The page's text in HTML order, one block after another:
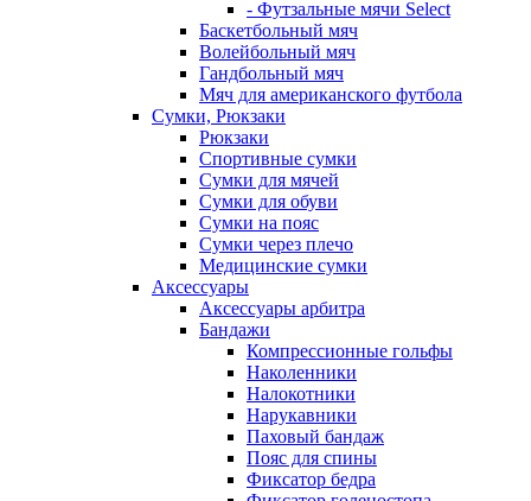
- Футзальные мячи Select
Баскетбольный мяч
Волейбольный мяч
Гандбольный мяч
Мяч для американского футбола
Сумки, Рюкзаки
Рюкзаки
Спортивные сумки
Сумки для мячей
Сумки для обуви
Сумки на пояс
Сумки через плечо
Медицинские сумки
Аксессуары
Аксессуары арбитра
Бандажи
Компрессионные гольфы
Наколенники
Налокотники
Нарукавники
Паховый бандаж
Пояс для спины
Фиксатор бедра